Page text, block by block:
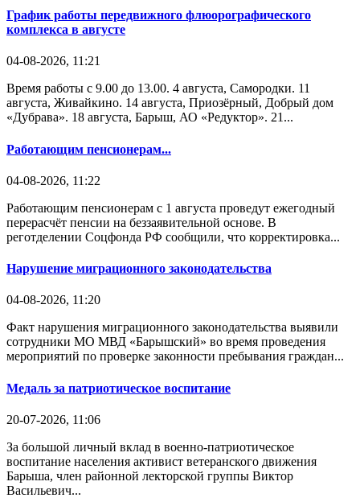
График работы передвижного флюорографического
комплекса в августе
04-08-2026, 11:21
Время работы с 9.00 до 13.00. 4 августа, Самородки. 11
августа, Живайкино. 14 августа, Приозёрный, Добрый дом
«Дубрава». 18 августа, Барыш, АО «Редуктор». 21...
Работающим пенсионерам...
04-08-2026, 11:22
Работающим пенсионерам с 1 августа проведут ежегодный
перерасчёт пенсии на беззаявительной основе. В
реготделении Соцфонда РФ сообщили, что корректировка...
Нарушение миграционного законодательства
04-08-2026, 11:20
Факт нарушения миграционного законодательства выявили
сотрудники МО МВД «Барышский» во время проведения
мероприятий по проверке законности пребывания граждан...
Медаль за патриотическое воспитание
20-07-2026, 11:06
За большой личный вклад в военно-патриотическое
воспитание населения активист ветеранского движения
Барыша, член районной лекторской группы Виктор
Васильевич...